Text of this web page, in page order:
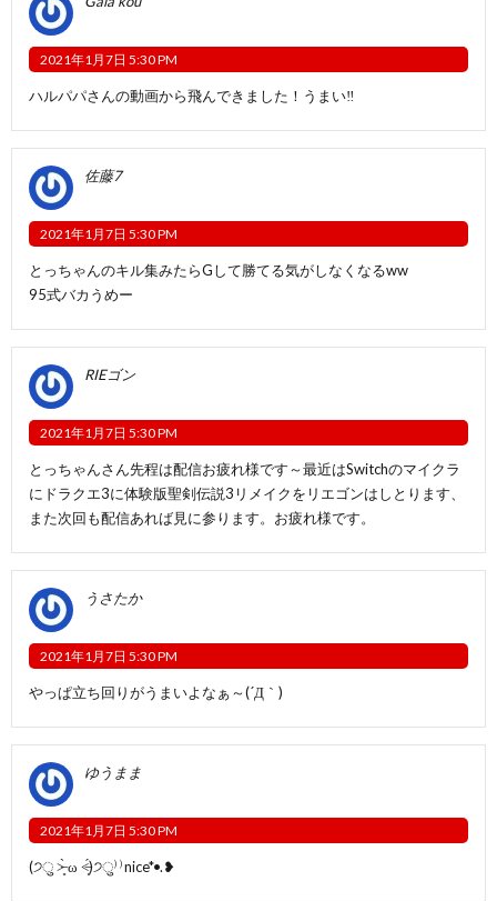
2021年1月7日 5:30 PM
ハルパパさんの動画から飛んできました！うまい‼️
佐藤7
2021年1月7日 5:30 PM
とっちゃんのキル集みたらGして勝てる気がしなくなるww
95式バカうめー
RIEゴン
2021年1月7日 5:30 PM
とっちゃんさん先程は配信お疲れ様です～最近はSwitchのマイクラ
にドラクエ3に体験版聖剣伝説3リメイクをリエゴンはしとります、
また次回も配信あれば見に参ります。お疲れ様です。
うさたか
2021年1月7日 5:30 PM
やっぱ立ち回りがうまいよなぁ～(´Д｀)
ゆうまま
2021年1月7日 5:30 PM
(੭ु ˃̶͈̀ ω ˂̶͈́)੭ु⁾⁾nice*•.❥